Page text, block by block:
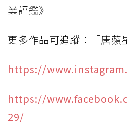
業評鑑》
更多作品可追蹤：「唐蘋
https://
https://
29/